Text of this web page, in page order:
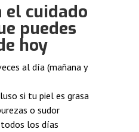
el cuidado
puedes
hoy
al día (mañana y
si tu piel es grasa
o sudor
los días